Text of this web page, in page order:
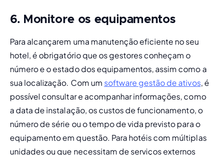
6. Monitore os equipamentos
Para alcançarem uma manutenção eficiente no seu
hotel, é obrigatório que os gestores conheçam o
número e o estado dos equipamentos, assim como a
sua localização. Com um software gestão de ativos, é
possível consultar e acompanhar informações, como
a data de instalação, os custos de funcionamento, o
número de série ou o tempo de vida previsto para o
equipamento em questão. Para hotéis com múltiplas
unidades ou que necessitam de serviços externos